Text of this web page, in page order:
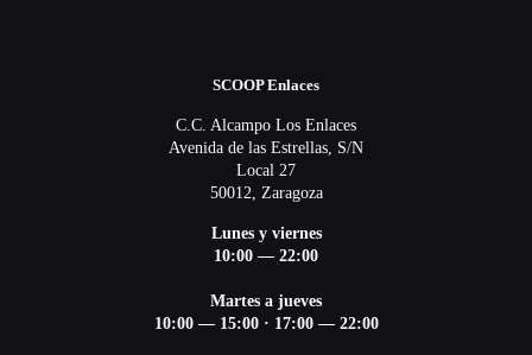
SCOOP Enlaces
C.C. Alcampo Los Enlaces
Avenida de las Estrellas, S/N
Local 27
50012, Zaragoza
Lunes y viernes
10:00 — 22:00
Martes a jueves
10:00 — 15:00· 17:00 — 22:00